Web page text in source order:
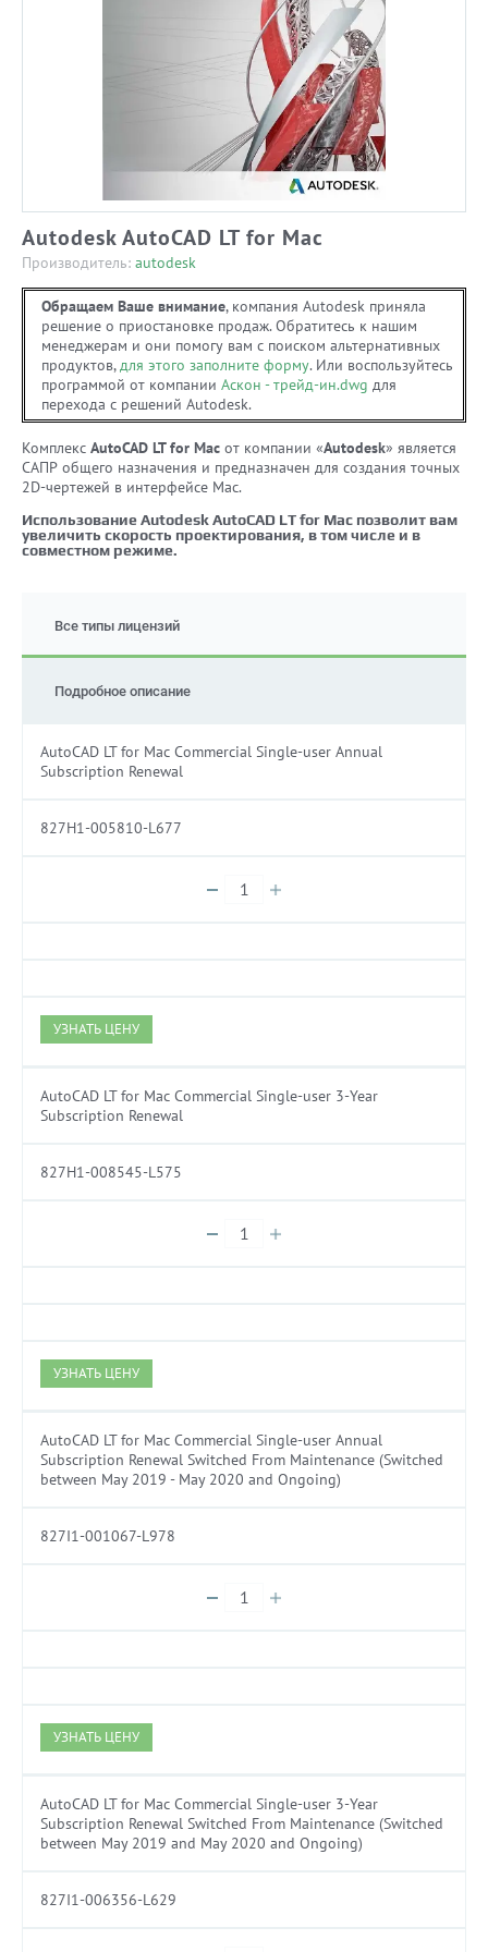
Autodesk AutoCAD LT for Mac
Производитель: autodesk
Обращаем Ваше внимание, компания Autodesk приняла
решение о приостановке продаж. Обратитесь к нашим
менеджерам и они помогу вам с поиском альтернативных
продуктов,для этого заполните форму. Или воспользуйтесь
программой от компании Аскон - трейд-ин.dwg для
перехода с решений Autodesk.
Комплекс AutoCAD LT for Mac от компании «Autodesk» является
САПР общего назначения и предназначен для создания точных
2D-чертежей в интерфейсе Mac.
Использование Autodesk AutoCAD LT for Mac позволит вам
увеличить скорость проектирования, в том числе и в
совместном режиме.
Все типы лицензий
Подробное описание
AutoCAD LT for Mac Commercial Single-user Annual
Subscription Renewal
827H1-005810-L677
УЗНАТЬ ЦЕНУ
AutoCAD LT for Mac Commercial Single-user 3-Year
Subscription Renewal
827H1-008545-L575
УЗНАТЬ ЦЕНУ
AutoCAD LT for Mac Commercial Single-user Annual
Subscription Renewal Switched From Maintenance (Switched
between May 2019 - May 2020 and Ongoing)
827I1-001067-L978
УЗНАТЬ ЦЕНУ
AutoCAD LT for Mac Commercial Single-user 3-Year
Subscription Renewal Switched From Maintenance (Switched
between May 2019 and May 2020 and Ongoing)
827I1-006356-L629